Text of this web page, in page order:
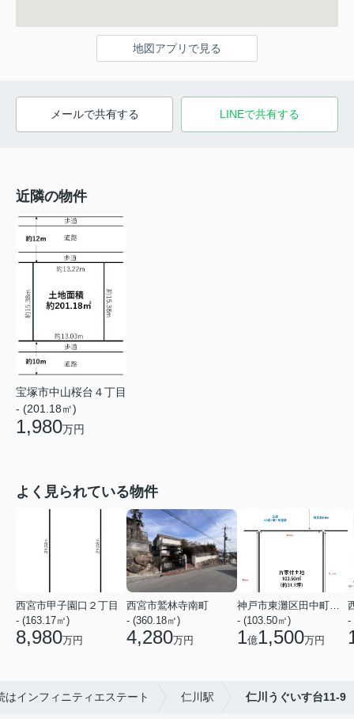
地図アプリで見る
メールで共有する LINEで共有する
近隣の物件
宝塚市中山桜台４丁目
- (201.18㎡)
1,980万円
よく見られている物件
西宮市甲子園口２丁目
- (163.17㎡)
8,980万円
西宮市鷲林寺南町
- (360.18㎡)
4,280万円
- (103.50㎡)
1億1,500万円
-
インフィニティエステート 仁川駅 仁川うぐいす台11-9